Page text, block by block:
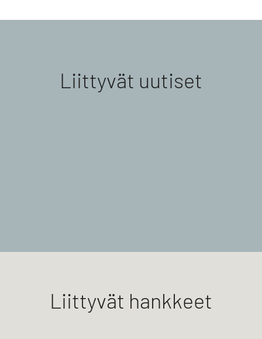
Liittyvät uutiset
Liittyvät hankkeet